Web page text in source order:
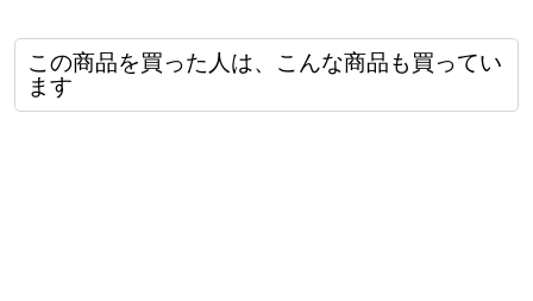
この商品を買った人は、こんな商品も買ってい
ます